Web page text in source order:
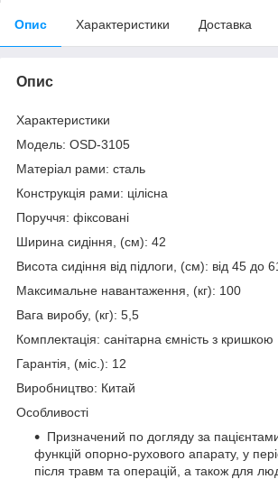
Опис Характеристики Доставка
Опис
Характеристики
Модель: OSD-3105
Матеріал рами: сталь
Конструкція рами: цілісна
Поруччя: фіксовані
Ширина сидіння, (см): 42
Висота сидіння від підлоги, (см): від 45 до
Максимальне навантаження, (кг): 100
Вага виробу, (кг): 5,5
Комплектація: санітарна ємність з кришкою
Гарантія, (міс.): 12
Виробництво: Китай
Особливості
Призначений по догляду за
функцій опорно-рухового апарату, у
після травм та операцій, а також для